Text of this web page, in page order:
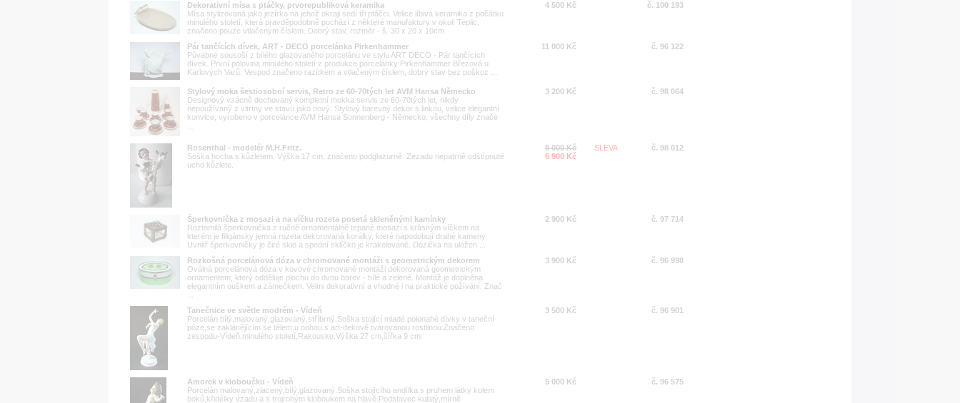
Dekorativní mísa s ptáčky, prvorepubliková keramika
Mísa stylizovaná jako jezírko na jehož okraji sedí tři ptáčci. Velice líbivá keramika z počátku
minulého století, která pravděpodobně pochází z některé manufaktury v okolí Teplic,
značeno pouze vtlačeným číslem. Dobrý stav, rozměr - š. 30 x 20 x 10cm
4 500 Kč č. 100 193
Pár tančících dívek, ART - DECO porcelánka Pirkenhammer
Půvabné sousoší z bílého glazovaného porcelánu ve stylu ART DECO - Pár tančících
dívek. První polovina minulého století z produkce porcelánky Pirkenhammer Březová u
Karlových Varů. Vespod značeno razítkem a vtlačeným číslem, dobrý stav bez poškoz ...
11 000 Kč č. 96 122
Stylový moka šestiosobní servis, Retro ze 60-70tých let AVM Hansa Německo
Designový vzácně dochovaný kompletní mokka servis ze 60-70tých let, nikdy
nepoužívaný z vitríny ve stavu jako nový. Stylový barevný dekor s linkou, velice elegantní
konvice, vyrobeno v porcelánce AVM Hansa Sonnenberg - Německo, všechny díly znače
3 200 Kč č. 98 064
Rosenthal - modelér M.H.Fritz.
Soška hocha s kůzletem. Výška 17 cm, značeno podglazurně. Zezadu nepatrně odštípnuté
ucho kůzlete.
8 000 Kč
6 900 Kč
SLEVA č. 98 012
Šperkovnička z mosazi a na víčku rozeta posetá skleněnými kamínky
Roztomilá šperkovnička z ručně ornamentálně tepané mosazi s krásným víčkem na
kterém je filigánsky jemná rozeta dekorovaná korálky, které napodobují drahé kameny.
Uvnitř šperkovničky je čiré sklo a spodní sklíčko je krakelované. Dózička na uložen ...
2 900 Kč č. 97 714
Rozkošná porcelánová dóza v chromované montáži s geometrickým dekorem
Oválná porcelánová dóza v kovové chromované montáži dekorovaná geometrickým
ornamentem, který odděluje plochu do dvou barev - bílé a zelené. Montáž je doplněna
elegantním ouškem a zámečkem. Velmi dekorativní a vhodné i na praktické požívání. Znač
3 900 Kč č. 96 998
Tanečnice ve světle modrém - Vídeň
Porcelán bílý,malovaný,glazovaný,stříbrný.Soška stojící mladé polonahé dívky v taneční
póze,se zaklánějícím se tělem,u nohou s art-dekově tvarovanou rostlinou.Značeno
zespodu-Vídeň,minulého století,Rakousko.Výška 27 cm,šířka 9 cm.
3 500 Kč č. 96 901
Amorek v kloboučku - Vídeň
Porcelán malovaný,zlacený,bílý,glazovaný.Soška stojícího andílka s pruhem látky kolem
boků,křidélky vzadu a s trojrohým kloboukem na hlavě.Podstavec kulatý,mírně
5 000 Kč č. 96 575